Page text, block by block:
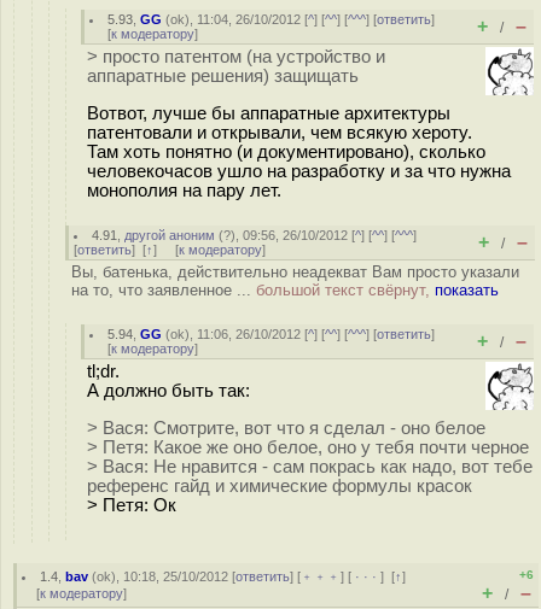
5.93 ,GG (ok), 11:04, 26/10/2012 [^] [^^] [^^^] [ответить]
[к модератору] + / –
> просто патентом (на устройство и
аппаратные решения) защищать
Вотвот, лучше бы аппаратные архитектуры
патентовали и открывали, чем всякую хероту.
Там хоть понятно (и документировано), сколько
человекочасов ушло на разработку и за что нужна
монополия на пару лет.
4.91 другой аноним (?), 09:56, 26/10/2012 [^] [^^] [^^^]
[ответить] [↑] [к модератору] + / –
Вы, батенька, действительно неадекват Вам просто указали
на то, что заявленное ... большой текст свёрнут, показать
5.94 ,GG (ok), 11:06, 26/10/2012 [^] [^^] [^^^] [ответить]
[к модератору] + / –
tl;dr.
А должно быть так:
> Вася: Смотрите, вот что я сделал - оно белое
> Петя: Какое же оно белое, оно у тебя почти черное
> Вася: Не нравится - сам покрась как надо, вот тебе
референс гайд и химические формулы красок
> Петя: Ок
1.4 ,bav (ok), 10:18, 25/10/2012 [ответить] [ ﹢﹢﹢] [ · · ·][↑]
[к модератору]
+6
+ / –